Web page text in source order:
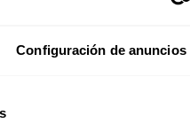
Configuración de anuncios